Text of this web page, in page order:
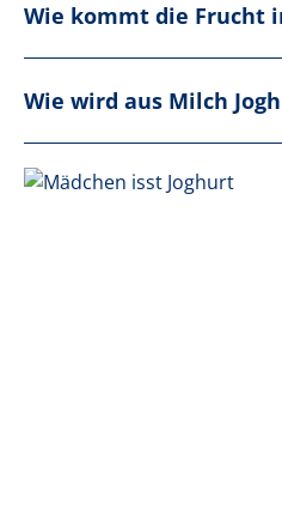
Wie kommt die Frucht
Wie wird aus Milch